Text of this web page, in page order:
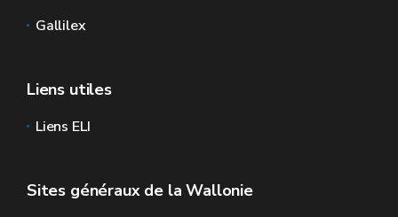
Gallilex
Liens utiles
Liens ELI
Sites généraux de la Wallonie